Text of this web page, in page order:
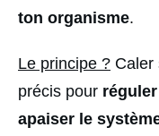
ton organisme.
Le principe ? Caler
précis pour
apaiser le